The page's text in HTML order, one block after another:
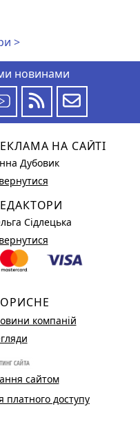
>
новинами
НА САЙТІ
Дубовик
Сідлецька
компаній
сайтом
доступу